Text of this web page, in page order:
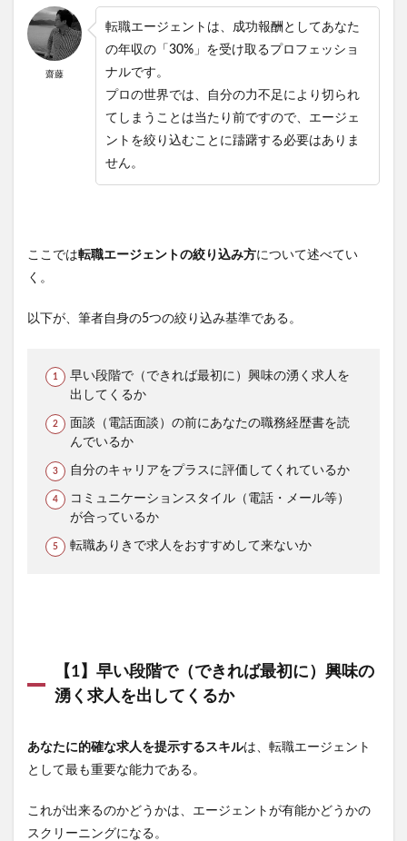
齋藤
転職エージェントは、成功報酬としてあなた
の年収の「30%」を受け取るプロフェッショ
ナルです。
プロの世界では、自分の力不足により切られ
てしまうことは当たり前ですので、エージェ
ントを絞り込むことに躊躇する必要はありま
せん。
ここでは転職エージェントの絞り込み方について述べてい
く。
以下が、筆者自身の5つの絞り込み基準である。
早い段階で（できれば最初に）興味の湧く求人を
出してくるか
面談（電話面談）の前にあなたの職務経歴書を読
んでいるか
自分のキャリアをプラスに評価してくれているか
コミュニケーションスタイル（電話・メール等）
が合っているか
転職ありきで求人をおすすめして来ないか
【1】早い段階で（できれば最初に）興味の
湧く求人を出してくるか
あなたに的確な求人を提示するスキルは、転職エージェント
として最も重要な能力である。
これが出来るのかどうかは、エージェントが有能かどうかの
スクリーニングになる。